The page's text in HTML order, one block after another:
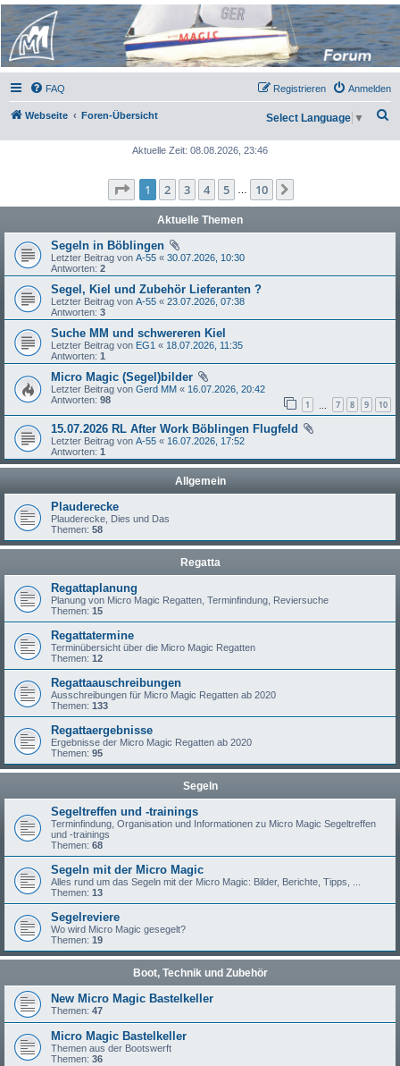
Micro Magic Forum
Deutschland
FAQ Anmelden
Registrieren
Webseite Foren-Übersicht Select Language ▼
Aktuelle Zeit: 08.08.2026, 23:46
Seite 1von 10
1 2 3 4 5 10
Aktuelle Themen
Segeln in Böblingen
Letzter Beitrag von A-55 « 30.07.2026, 10:30
Antworten: 2
Segel, Kiel und Zubehör Lieferanten ?
Letzter Beitrag von A-55 « 23.07.2026, 07:38
Antworten: 3
Suche MM und schwereren Kiel
Letzter Beitrag von EG1 « 18.07.2026, 11:35
Antworten: 1
Micro Magic (Segel)bilder
Letzter Beitrag von Gerd MM « 16.07.2026, 20:42
Antworten: 98 1 7 8 9 10
15.07.2026 RL After Work Böblingen Flugfeld
Letzter Beitrag von A-55 « 16.07.2026, 17:52
Antworten: 1
Allgemein
Plauderecke
Plauderecke, Dies und Das
Themen: 58
Regatta
Regattaplanung
Planung von Micro Magic Regatten, Terminfindung, Reviersuche
Themen: 15
Regattatermine
Terminübersicht über die Micro Magic Regatten
Themen: 12
Regattaauschreibungen
Ausschreibungen für Micro Magic Regatten ab 2020
Themen: 133
Regattaergebnisse
Ergebnisse der Micro Magic Regatten ab 2020
Themen: 95
Segeln
Segeltreffen und -trainings
Terminfindung, Organisation und Informationen zu Micro Magic Segeltreffen
und -trainings
Themen: 68
Segeln mit der Micro Magic
Alles rund um das Segeln mit der Micro Magic: Bilder, Berichte, Tipps, ...
Themen: 13
Segelreviere
Wo wird Micro Magic gesegelt?
Themen: 19
Boot, Technik und Zubehör
New Micro Magic Bastelkeller
Themen: 47
Micro Magic Bastelkeller
Themen aus der Bootswerft
Themen: 36